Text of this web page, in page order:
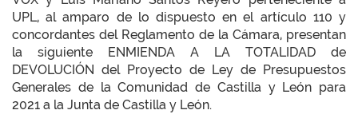
UPL, al amparo de lo dispuesto en el artículo 110 y
concordantes del Reglamento de la Cámara, presentan
la siguiente ENMIENDA A LA TOTALIDAD de
DEVOLUCIÓN del Proyecto de Ley de Presupuestos
Generales de la Comunidad de Castilla y León para
2021 a la Junta de Castilla y León.